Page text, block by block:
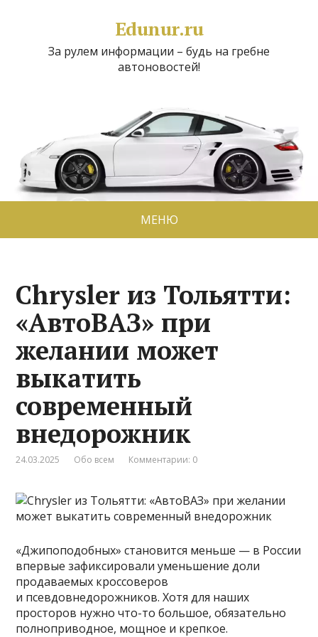
Edunur.ru
За рулем информации – будь на гребне
автоновостей!
МЕНЮ
Chrysler из Тольятти:
«АвтоВАЗ» при
желании может
выкатить
современный
внедорожник
24.03.2025 Обо всем Комментарии: 0
«Джипоподобных» становится меньше — в России
впервые зафиксировали уменьшение доли
продаваемых кроссоверов
и псевдовнедорожников. Хотя для наших
просторов нужно что-то большое, обязательно
полноприводное, мощное и крепкое.